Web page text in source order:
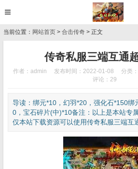
当前位置： 网站首页 > 合击传奇 > 正文
传奇私服三端互通
作者：admin 发布时间：2022-01-08 分类：
评论：29
导读：绑元*10，幻羽*20，强化石*150绑
0，宝石碎片(中)*10备注：以上是本站专
仅本站下载资源可以使用传奇私服三端互